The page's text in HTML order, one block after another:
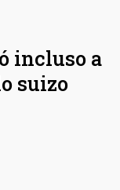
incluso a
suizo